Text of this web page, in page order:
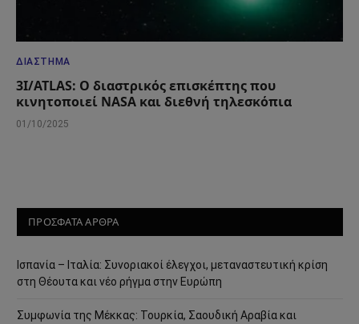
ΔΙΆΣΤΗΜΑ
3I/ATLAS: Ο διαστρικός επισκέπτης που
κινητοποιεί NASA και διεθνή τηλεσκόπια
01/10/2025
ΠΡΟΣΦΑΤΑ ΑΡΘΡΑ
Ισπανία – Ιταλία: Συνοριακοί έλεγχοι, μεταναστευτική κρίση
στη Θέουτα και νέο ρήγμα στην Ευρώπη
Συμφωνία της Μέκκας: Τουρκία, Σαουδική Αραβία και